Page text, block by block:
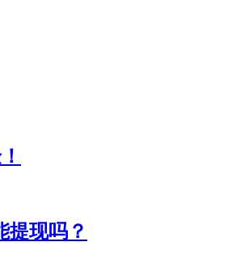
提现吗？